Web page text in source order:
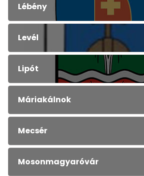
Lébény
Levél
Lipót
Máriakálnok
Mecsér
Mosonmagyaróvár